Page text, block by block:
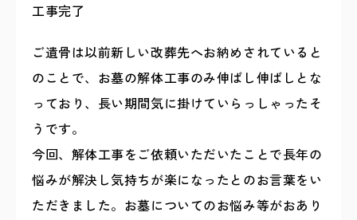
工事完了
ご遺骨は以前新しい改葬先へお納めされていると
のことで、お墓の解体工事のみ伸ばし伸ばしとな
っており、長い期間気に掛けていらっしゃったそ
うです。
今回、解体工事をご依頼いただいたことで長年の
悩みが解決し気持ちが楽になったとのお言葉をい
ただきました。お墓についてのお悩み等がおあり